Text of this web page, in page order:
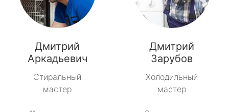
Дмитрий
Аркадьевич
Стиральный
мастер
Дмитрий
Зарубов
Холодильный
мастер